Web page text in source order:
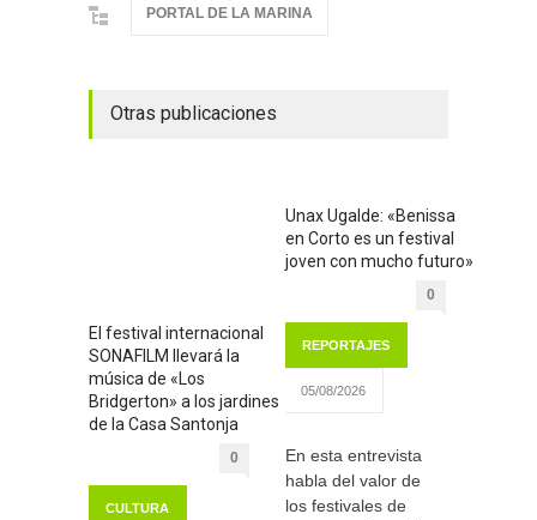
PORTAL DE LA MARINA
Otras publicaciones
El festival internacional
SONAFILM llevará la
música de «Los
Bridgerton» a los jardines
de la Casa Santonja
0
CULTURA
Unax Ugalde: «Benissa
en Corto es un festival
joven con mucho futuro»
0
REPORTAJES
05/08/2026
En esta entrevista
habla del valor de
los festivales de